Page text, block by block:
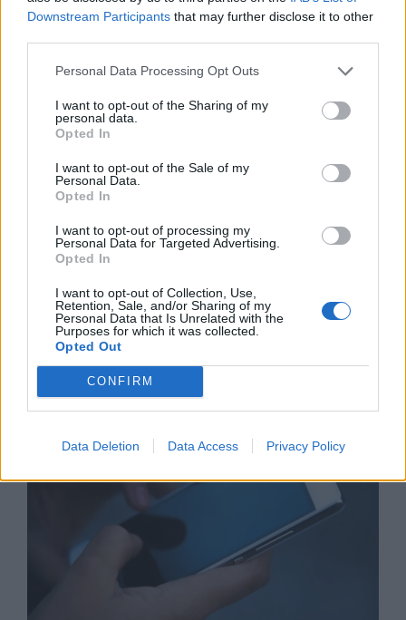
Downstream Participants that may further disclose it to other
Personal Data Processing Opt Outs
I want to opt-out of the Sharing of my
personal data.
Opted In
I want to opt-out of the Sale of my
Personal Data.
Opted In
I want to opt-out of processing my
Personal Data for Targeted Advertising.
Opted In
I want to opt-out of Collection, Use,
Retention, Sale, and/or Sharing of my
Personal Data that Is Unrelated with the
Purposes for which it was collected.
Opted Out
CONFIRM
Data Deletion Data Access Privacy Policy
Изкуствен интелект за първи път
създаде нови жизнеспособни вируси
Астронавти на NASA излязоха в
открития космос
07.08.2026 / 15:00